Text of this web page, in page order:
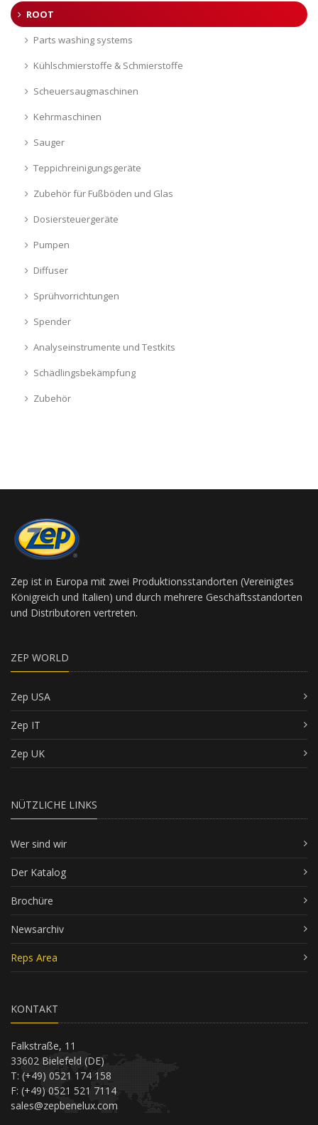
ROOT
Parts washing systems
Kühlschmierstoffe & Schmierstoffe
Scheuersaugmaschinen
Kehrmaschinen
Sauger
Teppichreinigungsgeräte
Zubehör für Fußböden und Glas
Dosiersteuergeräte
Pumpen
Diffuser
Sprühvorrichtungen
Spender
Analyseinstrumente und Testkits
Schädlingsbekämpfung
Zubehör
Zep ist in Europa mit zwei Produktionsstandorten (Vereinigtes
Königreich und Italien) und durch mehrere Geschäftsstandorten
und Distributoren vertreten.
ZEP WORLD
Zep USA
Zep IT
Zep UK
NÜTZLICHE LINKS
Wer sind wir
Der Katalog
Brochüre
Newsarchiv
Reps Area
KONTAKT
Falkstraße, 11
33602 Bielefeld (DE)
T: (+49) 0521 174 158
F: (+49) 0521 521 7114
sales@zepbenelux.com